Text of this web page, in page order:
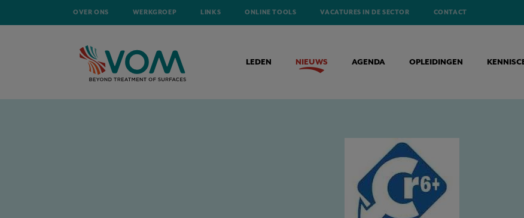
OVER ONS WERKGROEP LINKS ONLINE TOOLS VACATURES IN DE SECTOR CONTACT
LEDEN NIEUWS AGENDA OPLEIDINGEN
NIEUWS BERICHT AAN ALLE GEBRUIKERS VAN CHROOMTRIOXIDE VOOR HET FUNCTIONEEL VERCHROMEN MET DECORATIEF KARAKTER (GEBRUIK 3 -